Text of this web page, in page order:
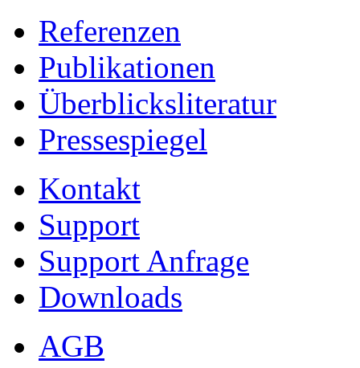
Referenzen
Publikationen
Überblicksliteratur
Pressespiegel
Kontakt
Support
Support Anfrage
Downloads
AGB